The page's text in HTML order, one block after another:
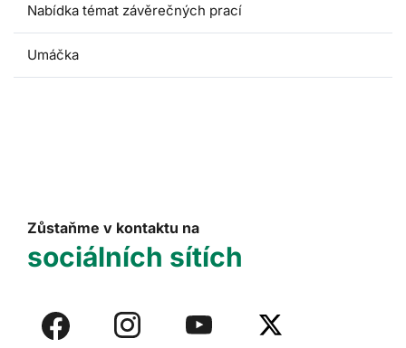
Nabídka témat závěrečných prací
Umáčka
Zůstaňme v kontaktu na
sociálních sítích